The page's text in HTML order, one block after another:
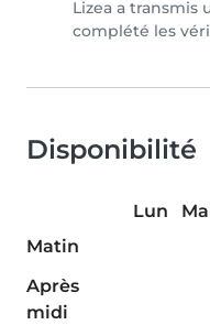
Lizea a
complété les
Disponibilité
Lun
Matin
Après
midi